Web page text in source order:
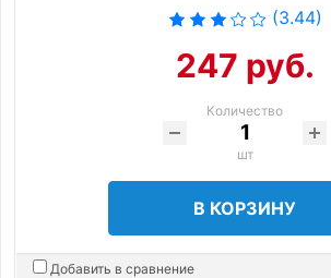
(3.44)
247 руб.
Количество
шт
В КОРЗИНУ
Добавить в сравнение